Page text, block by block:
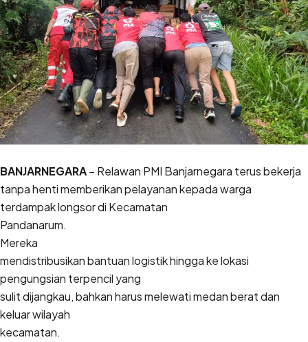
BANJARNEGARA– Relawan PMI Banjarnegara terus bekerja
tanpa henti memberikan pelayanan kepada warga
terdampak longsor di Kecamatan
Pandanarum.
Mereka
mendistribusikan bantuan logistik hingga ke lokasi
pengungsian terpencil yang
sulit dijangkau, bahkan harus melewati medan berat dan
keluar wilayah
kecamatan.